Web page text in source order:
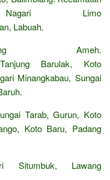
Limo
Labuah.
Ameh.
Barulak, Koto
Minangkabau, Sungai
Tarab, Gurun, Koto
Koto Baru, Padang
Situmbuk, Lawang